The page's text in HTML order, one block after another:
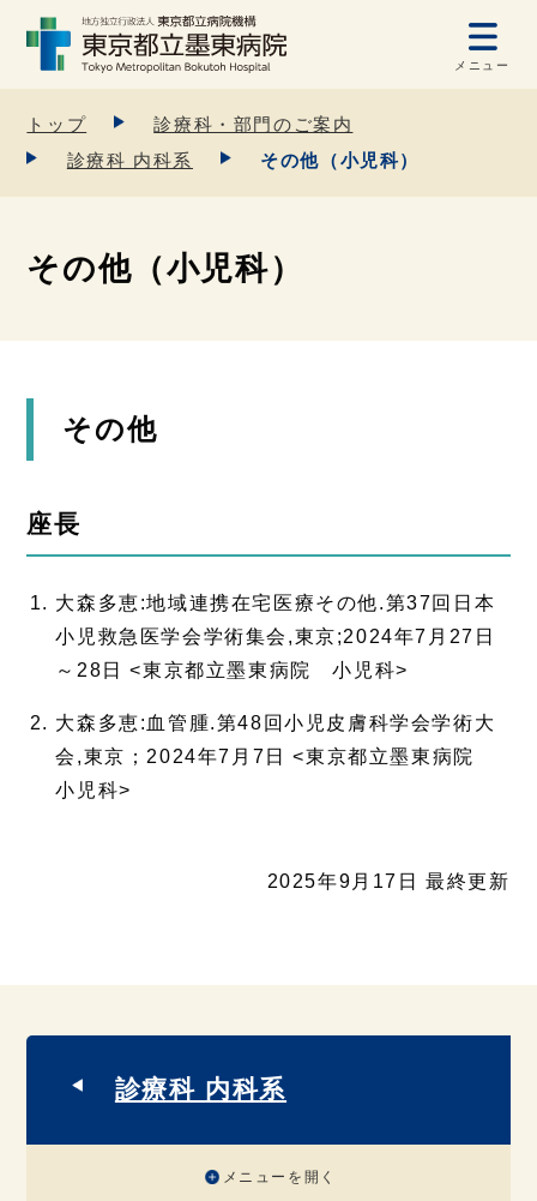
メニュー
トップ
診療科・部門のご案内
診療科 内科系
その他（小児科）
その他（小児科）
その他
座長
大森多恵:地域連携在宅医療その他.第37回日本
小児救急医学会学術集会,東京;2024年7月27日
～28日 <東京都立墨東病院 小児科>
大森多恵:血管腫.第48回小児皮膚科学会学術大
会,東京；2024年7月7日 <東京都立墨東病院
小児科>
2025年9月17日 最終更新
診療科 内科系
メニューを開く